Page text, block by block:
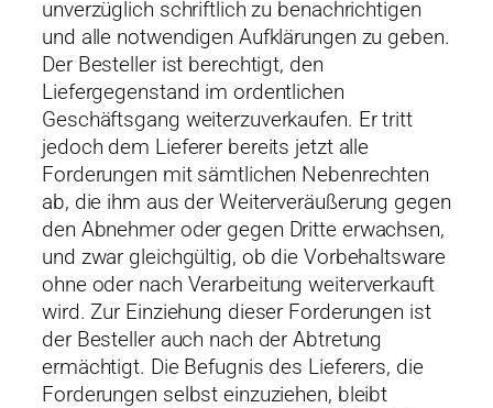
unverzüglich schriftlich zu benachrichtigen
und alle notwendigen Aufklärungen zu geben.
Der Besteller ist berechtigt, den
Liefergegenstand im ordentlichen
Geschäftsgang weiterzuverkaufen. Er tritt
jedoch dem Lieferer bereits jetzt alle
Forderungen mit sämtlichen Nebenrechten
ab, die ihm aus der Weiterveräußerung gegen
den Abnehmer oder gegen Dritte erwachsen,
und zwar gleichgültig, ob die Vorbehaltsware
ohne oder nach Verarbeitung weiterverkauft
wird. Zur Einziehung dieser Forderungen ist
der Besteller auch nach der Abtretung
ermächtigt. Die Befugnis des Lieferers, die
Forderungen selbst einzuziehen, bleibt